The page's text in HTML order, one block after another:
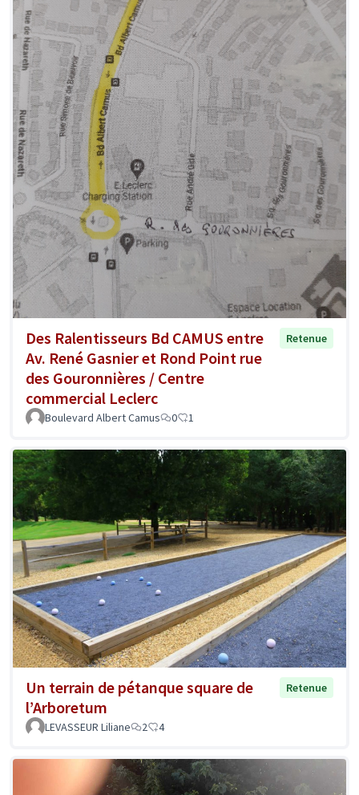
Des Ralentisseurs Bd CAMUS entre
Av. René Gasnier et Rond Point rue
des Gouronnières / Centre
commercial Leclerc
Retenue
Boulevard Albert Camus 0 1
Un terrain de pétanque square de
l’Arboretum
Retenue
LEVASSEUR Liliane 2 4